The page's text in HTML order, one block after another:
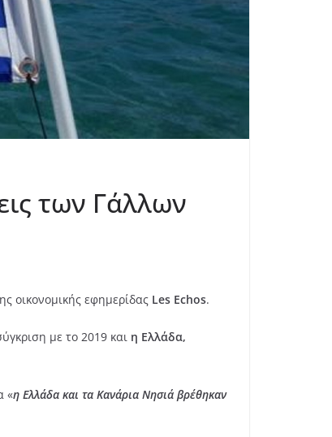
των Γάλλων
οικονομικής εφημερίδας Les Echos.
με το 2019 και η Ελλάδα,
«η Ελλάδα και τα Κανάρια Νησιά βρέθηκαν